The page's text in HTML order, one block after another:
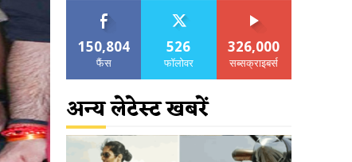
150,804
फैंस
526
फॉलोवर
326,000
सब्सक्राइबर्स
अन्य लेटेस्ट खबरें